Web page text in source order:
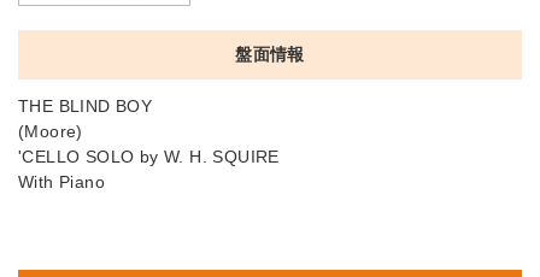
盤面情報
THE BLIND BOY
(Moore)
'CELLO SOLO by W. H. SQUIRE
With Piano